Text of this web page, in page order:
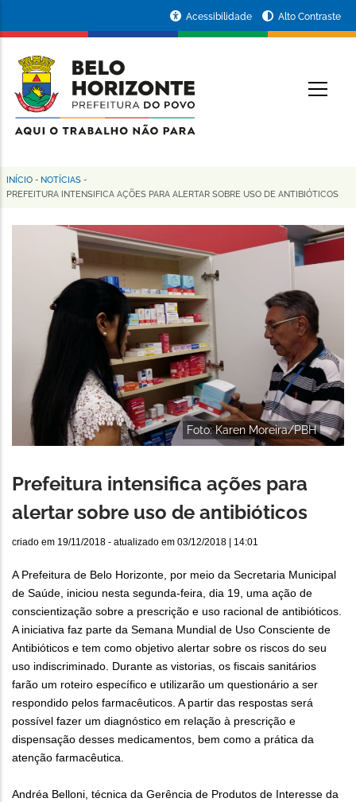
conteúdo
principal
da
Prefeitura
de
Horizonte
Acessibilidade Alto Contraste
Trilha
navegação
INÍCIO - NOTÍCIAS -
PREFEITURA INTENSIFICA AÇÕES PARA ALERTAR SOBRE USO DE ANTIBIÓTICOS
Foto: Karen Moreira/PBH
Prefeitura intensifica ações para
alertar sobre uso de antibióticos
criado em 19/11/2018 - atualizado em 03/12/2018 | 14:01
A Prefeitura de Belo Horizonte, por meio da Secretaria Municipal
de Saúde, iniciou nesta segunda-feira, dia 19, uma ação de
conscientização sobre a prescrição e uso racional de antibióticos.
A iniciativa faz parte da Semana Mundial de Uso Consciente de
Antibióticos e tem como objetivo alertar sobre os riscos do seu
uso indiscriminado. Durante as vistorias, os fiscais sanitários
farão um roteiro específico e utilizarão um questionário a ser
respondido pelos farmacêuticos. A partir das respostas será
possível fazer um diagnóstico em relação à prescrição e
dispensação desses medicamentos, bem como a prática da
atenção farmacêutica.
Andréa Belloni, técnica da Gerência de Produtos de Interesse da